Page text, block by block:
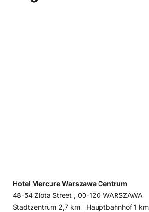
Hotel Mercure Warszawa Centrum
48-54 Zlota Street , 00-120 WARSZAWA
Entfernung
Stadtzentrum 2,7 km | Entfernung
Hauptbahnhof 1 km